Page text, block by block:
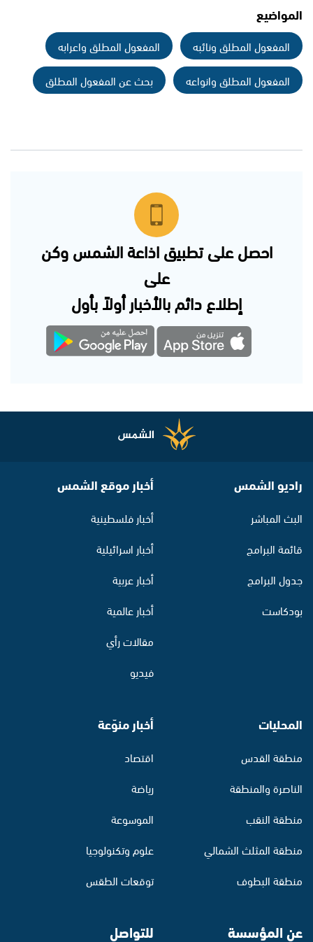
المواضيع
المفعول المطلق ونائبه
المفعول المطلق واعرابه
المفعول المطلق وانواعه
بحث عن المفعول المطلق
احصل على تطبيق اذاعة الشمس وكن
على
إطلاع دائم بالأخبار أولاً بأول
راديو الشمس
البث المباشر
قائمة البرامج
جدول البرامج
بودكاست
أخبار موقع الشمس
أخبار فلسطينية
أخبار اسرائيلية
أخبار عربية
أخبار عالمية
مقالات رأي
فيديو
المحليات
منطقة القدس
الناصرة والمنطقة
منطقة النقب
منطقة المثلث الشمالي
منطقة البطوف
أخبار منوّعة
اقتصاد
رياضة
الموسوعة
علوم وتكنولوجيا
توقعات الطقس
عن المؤسسة للتواصل